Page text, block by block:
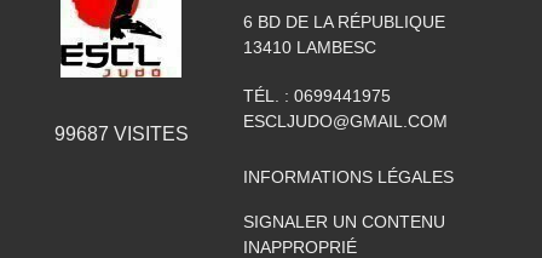
99687 VISITES
6 BD DE LA RÉPUBLIQUE
13410 LAMBESC
TÉL. : 0699441975
ESCLJUDO@GMAIL.COM
INFORMATIONS LÉGALES
SIGNALER UN CONTENU
INAPPROPRIÉ